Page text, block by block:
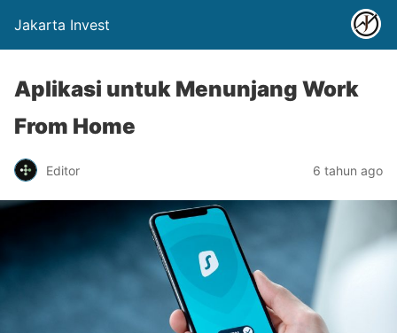
Jakarta Invest
Aplikasi untuk Menunjang Work
From Home
Editor 6 tahun ago